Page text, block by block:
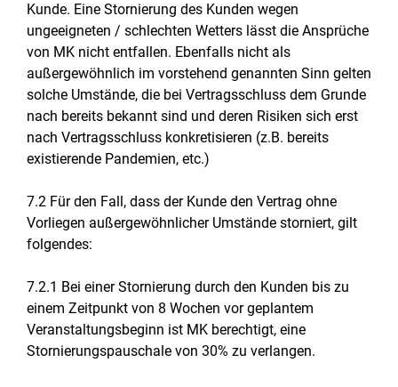
Kunde. Eine Stornierung des Kunden wegen
ungeeigneten / schlechten Wetters lässt die Ansprüche
von MK nicht entfallen. Ebenfalls nicht als
außergewöhnlich im vorstehend genannten Sinn gelten
solche Umstände, die bei Vertragsschluss dem Grunde
nach bereits bekannt sind und deren Risiken sich erst
nach Vertragsschluss konkretisieren (z.B. bereits
existierende Pandemien, etc.)
7.2 Für den Fall, dass der Kunde den Vertrag ohne
Vorliegen außergewöhnlicher Umstände storniert, gilt
folgendes:
7.2.1 Bei einer Stornierung durch den Kunden bis zu
einem Zeitpunkt von 8 Wochen vor geplantem
Veranstaltungsbeginn ist MK berechtigt, eine
Stornierungspauschale von 30% zu verlangen.